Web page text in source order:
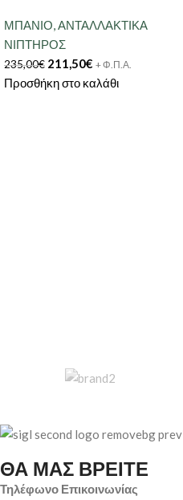
ΜΠΑΝΙΟ,ΑΝΤΑΛΛΑΚΤΙΚΑ
ΝΙΠΤΗΡΟΣ
235,00€ 211,50€ + Φ.Π.Α.
Προσθήκη στο καλάθι
ΘΑ ΜΑΣ ΒΡΕΙΤΕ
Τηλέφωνο Επικοινωνίας